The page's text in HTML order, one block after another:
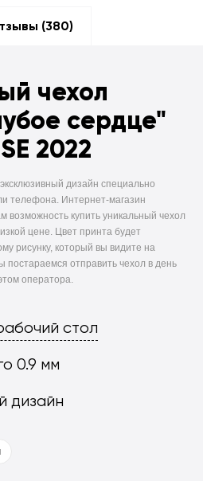
(380)
чехол
сердце"
2022
дизайн специально
телефона. Интернет-магазин
возможность купить уникальный чехол
цене. Цвет принта будет
рисунку, который вы видите на
отправить чехол в день
оператора.
стол
0.9 мм
дизайн